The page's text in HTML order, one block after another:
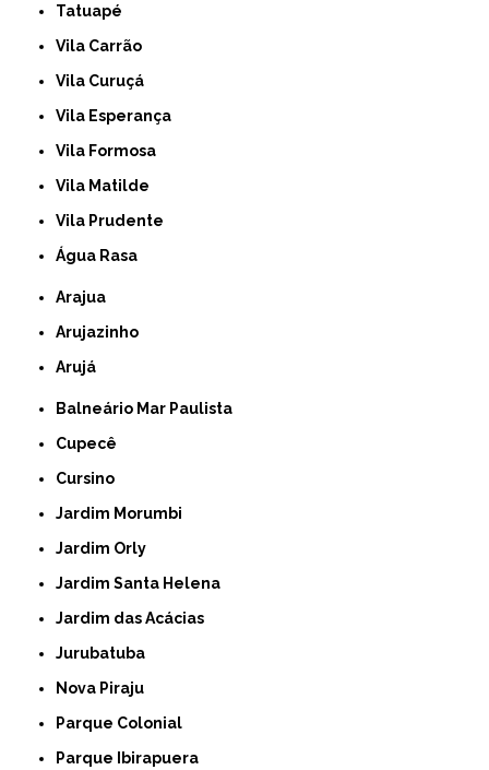
Tatuapé
Vila Carrão
Vila Curuçá
Vila Esperança
Vila Formosa
Vila Matilde
Vila Prudente
Água Rasa
Arajua
Arujazinho
Arujá
Balneário Mar Paulista
Cupecê
Cursino
Jardim Morumbi
Jardim Orly
Jardim Santa Helena
Jardim das Acácias
Jurubatuba
Nova Piraju
Parque Colonial
Parque Ibirapuera